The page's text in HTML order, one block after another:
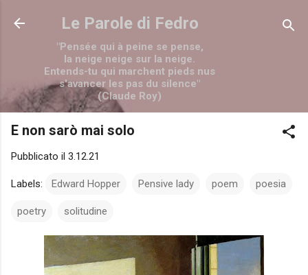
Passa ai contenuti principali
Le Parole di Fedro
"Pensée qui à peine se pense,
la neige neige sur la neige.
Entends-tu qui marchent pieds nus
s'avancer les pas du silence"
(Claude Roy)
E non sarò mai solo
Pubblicato il 3.12.21
Labels: Edward Hopper Pensive lady poem poesia
poetry solitudine